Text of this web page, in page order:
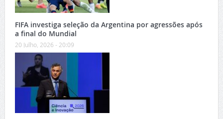
FIFA investiga seleção da Argentina por agressões após
a final do Mundial
20 Julho, 2026 - 20:09